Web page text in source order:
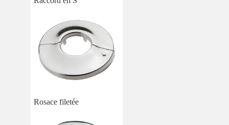
Rosace filetée